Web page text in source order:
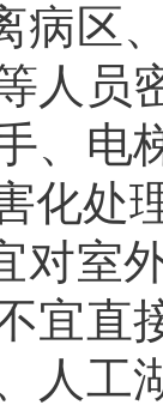
病区
人员
、电
化处
对室
宜直
人工